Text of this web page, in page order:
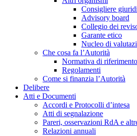
Consigliere
Advisory board
Collegio dei
Garante etico
Nucleo di
Che cosa fa l’Autorità
Normativa di riferimento
Regolamenti
Come si finanzia l’Autorità
Delibere
Atti e Documenti
Accordi e Protocolli d’intesa
Atti di segnalazione
Pareri, osservazioni RdA e
Relazioni annuali